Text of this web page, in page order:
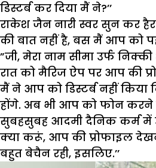
डिस्टर्ब कर दिया मैं ने?’’
राकेश जैन नारी स्वर सुन कर
की बात नहीं है, बस मैं आप को
”जी, मेरा नाम सीमा उर्फ
रात को मैरिज ऐप पर आप की
मैं ने आप को डिस्टर्ब नहीं
होंगे. अब भी आप को फोन
सुबहसुबह आदमी दैनिक कर्म में
क्या करूं, आप की प्रोफाइल
बहुत बेचैन रही, इसलिए.’’